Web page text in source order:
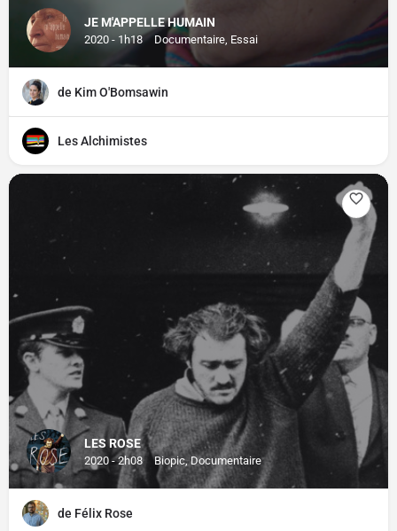
JE M'APPELLE HUMAIN
2020 - 1h18 Documentaire, Essai
de Kim O'Bomsawin
Les Alchimistes
LES ROSE
2020 - 2h08 Biopic, Documentaire
de Félix Rose